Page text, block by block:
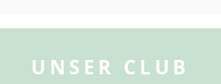
UNSER CLUB